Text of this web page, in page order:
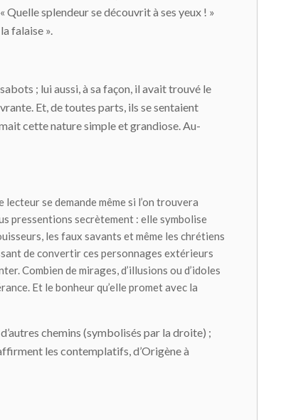
Quelle splendeur se découvrit à ses yeux ! »
falaise ».
; lui aussi, à sa façon, il avait trouvé le
Et, de toutes parts, ils se sentaient
cette nature simple et grandiose. Au-
se demande même si l’on trouvera
pressentions secrètement : elle symbolise
les faux savants et même les chrétiens
de convertir ces personnages extérieurs
Combien de mirages, d’illusions ou d’idoles
Et le bonheur qu’elle promet avec la
chemins (symbolisés par la droite) ;
les contemplatifs, d’Origène à